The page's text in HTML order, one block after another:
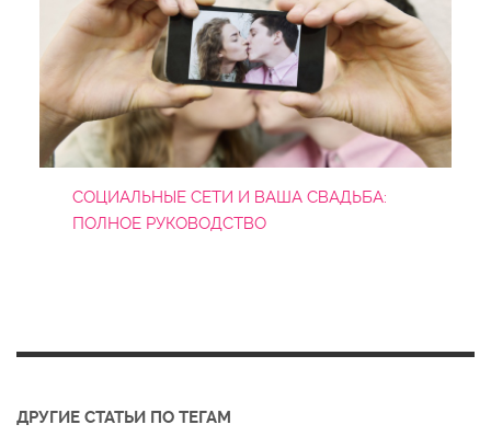
СОЦИАЛЬНЫЕ СЕТИ И ВАША СВАДЬБА:
ПОЛНОЕ РУКОВОДСТВО
ДРУГИЕ СТАТЬИ ПО ТЕГАМ